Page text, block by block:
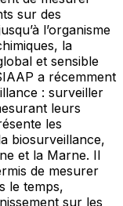
sur des
l’organisme
la
et sensible
a récemment
: surveiller
leurs
les
biosurveillance,
et la Marne. Il
de mesurer
le temps,
sur les